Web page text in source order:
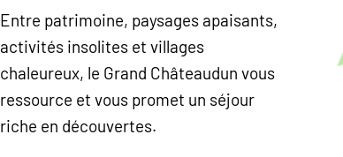
Entre patrimoine, paysages apaisants,
activités insolites et villages
chaleureux, le Grand Châteaudun vous
ressource et vous promet un séjour
riche en découvertes.